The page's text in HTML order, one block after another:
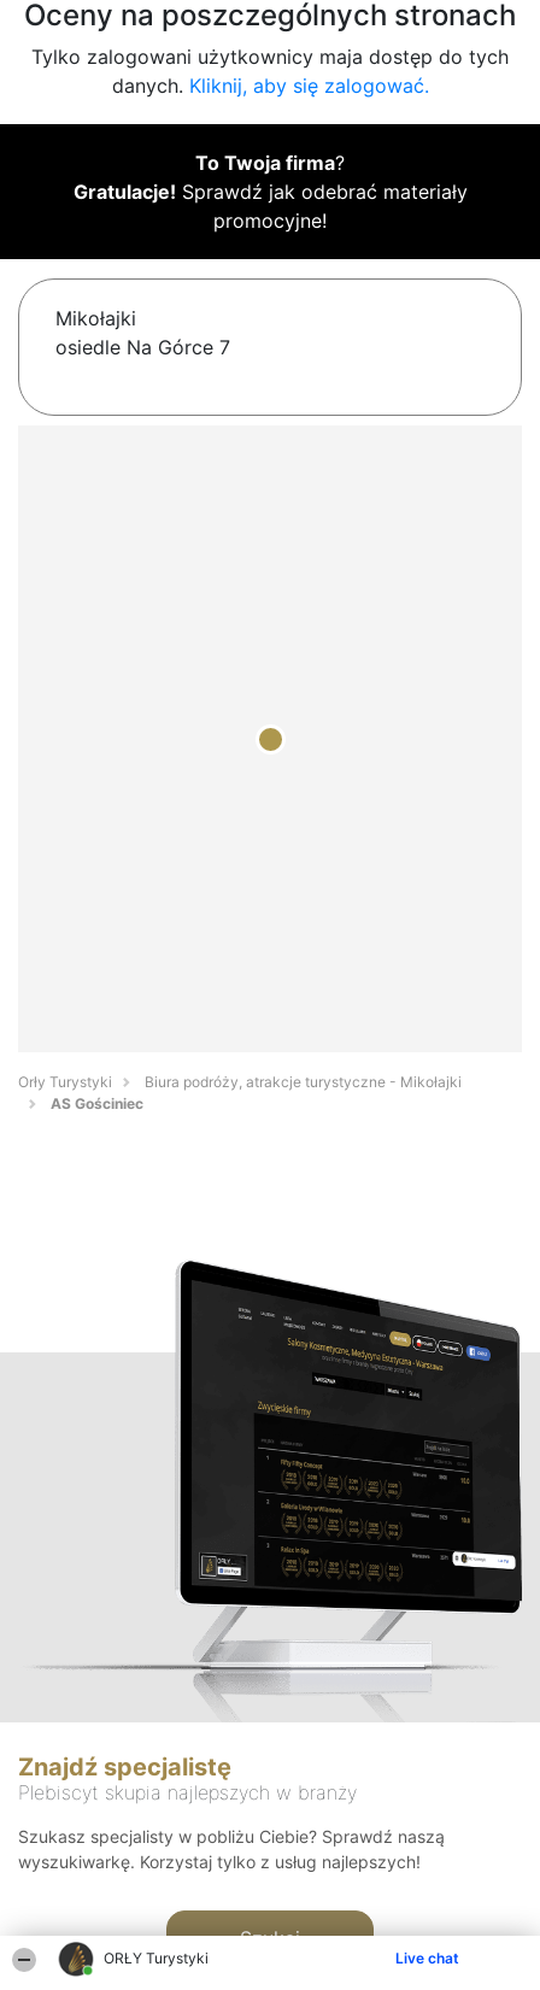
ORŁY Turystyki Live chat
Oceny na poszczególnych stronach
Tylko zalogowani użytkownicy maja dostęp do tych
danych. Kliknij, aby się zalogować.
To Twoja firma?
Gratulacje! Sprawdź jak odebrać materiały
promocyjne!
Mikołajki
osiedle Na Górce 7
Orły Turystyki
Biura podróży, atrakcje turystyczne - Mikołajki
AS Gościniec
Znajdź specjalistę
Plebiscyt skupia najlepszych w branży
Szukasz specjalisty w pobliżu Ciebie? Sprawdź naszą
wyszukiwarkę. Korzystaj tylko z usług najlepszych!
Szukaj